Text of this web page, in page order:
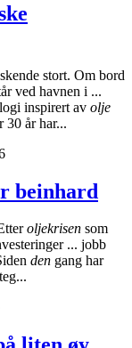
stort. Om bord
ved havnen i ...
inspirert av olje
30 år har...
beinhard
oljekrisen som
... jobb
den gang har